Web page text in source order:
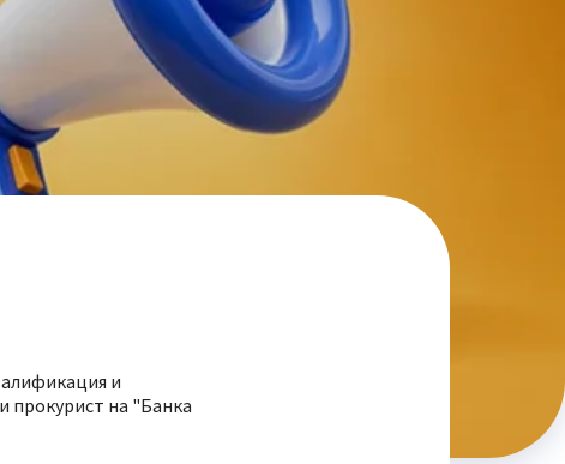
и
прокурист на "Банка